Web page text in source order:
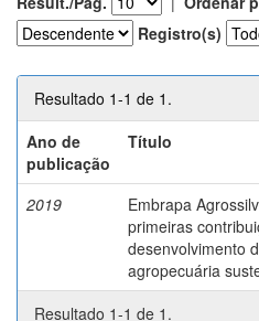
Registro(s)
Resultado 1-1 de 1.
Ano de
publicação
Título
2019
Embrapa
primeiras
desenvolvimento
agropecuária
Resultado 1-1 de 1.